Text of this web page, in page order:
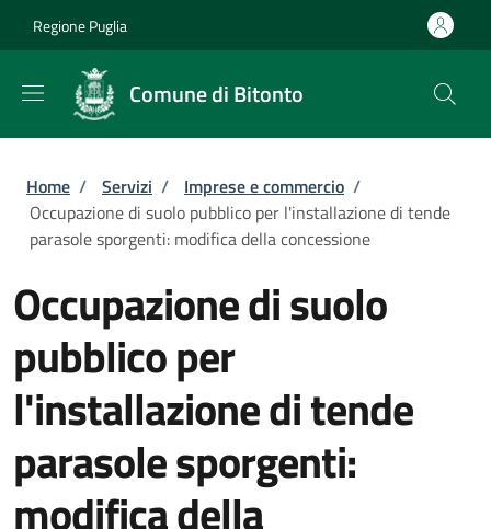
Regione Puglia
Comune di Bitonto
Briciole di pane
Home / Servizi / Imprese e commercio /
Occupazione di suolo pubblico per l'installazione di tende
parasole sporgenti: modifica della concessione
Occupazione di suolo
pubblico per
l'installazione di tende
parasole sporgenti:
modifica della